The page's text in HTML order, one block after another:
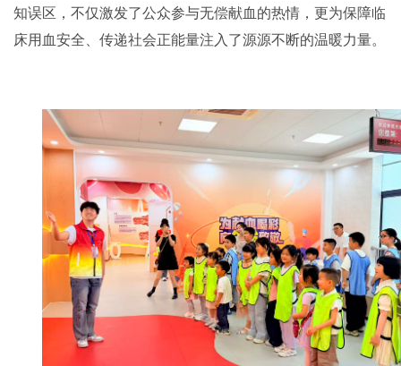
知误区，不仅激发了公众参与无偿献血的热情，更为保障临
床用血安全、传递社会正能量注入了源源不断的温暖力量。